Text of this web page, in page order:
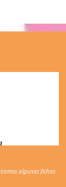
algunas fichas